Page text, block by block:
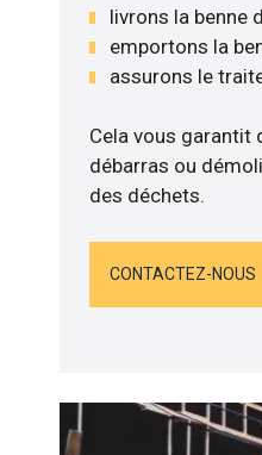
livrons la benne
emportons la
assurons le
Cela vous garantit
débarras ou
des déchets.
CONTACTEZ-NOUS